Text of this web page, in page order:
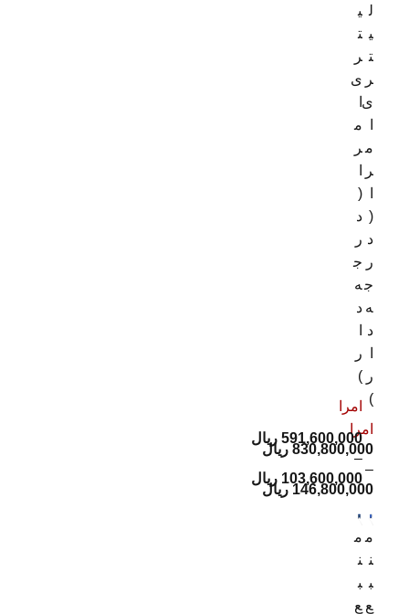
ل
ی
ت
ر
ی
م
ر
(
د
ر
ج
ه
د
ر
)
امرا
830,800,000 ریال
–
146,800,000 ریال
ی
ت
ر
ی
م
ر
(
د
ر
ج
ه
د
ر
)
امرا
591,600,000 ریال
–
103,600,000 ریال
م
ن
ب
ع
م
ن
ب
ع